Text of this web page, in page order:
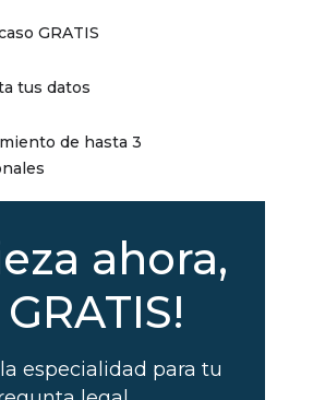
GRATIS
tus datos
de hasta 3
ahora,
GRATIS!
especialidad para tu